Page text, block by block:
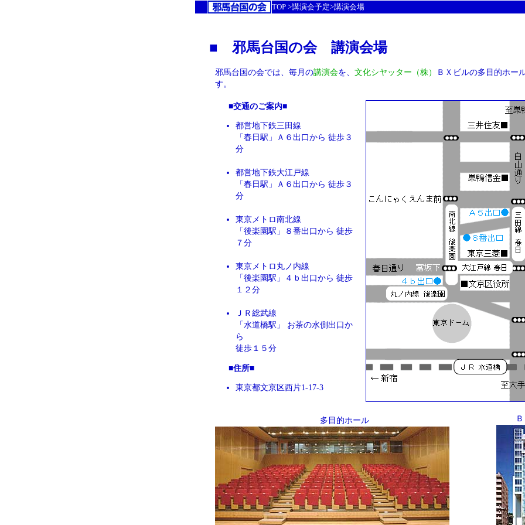
TOP >講演会予定>講演会場
■ 邪馬台国の会 講演会場
邪馬台国の会では、毎月の講演会を、 文化シヤッター（株）
ＢＸビルの多目的ホー
す。
■交通のご案内■
都営地下鉄三田線
「春日駅」Ａ６出口から 徒歩３
分
都営地下鉄大江戸線
「春日駅」Ａ６出口から 徒歩３
分
東京メトロ南北線
「後楽園駅」８番出口から 徒歩
７分
東京メトロ丸ノ内線
「後楽園駅」４ｂ出口から 徒歩
１２分
ＪＲ総武線
「水道橋駅」 お茶の水側出口か
ら
徒歩１５分
■住所■
東京都文京区西片1-17-3
多目的ホール